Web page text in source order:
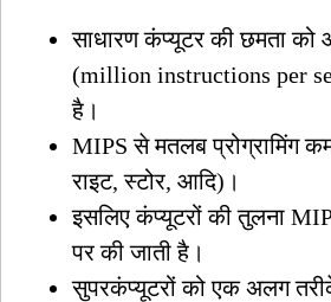
साधारण कंप्यूटर की छमता को
(million instructions per
है।
MIPS से मतलब प्रोग्रामिंग
राइट, स्टोर, आदि)।
इसलिए कंप्यूटरों की तुलना
पर की जाती है।
सुपरकंप्यूटरों को एक अलग